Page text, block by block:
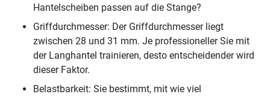
Hantelscheiben passen auf die Stange?
Griffdurchmesser: Der Griffdurchmesser liegt
zwischen 28 und 31 mm. Je professioneller Sie mit
der Langhantel trainieren, desto entscheidender wird
dieser Faktor.
Belastbarkeit: Sie bestimmt, mit wie viel